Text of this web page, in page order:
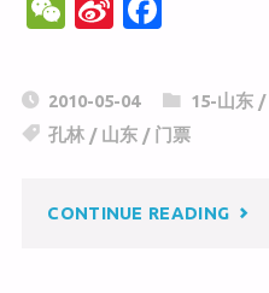
W
C
h
Si
a
W
b
c
e
o
2010-05-04 15-山东/
孔林 / 山东 / 门票
CONTINUE READING"孔